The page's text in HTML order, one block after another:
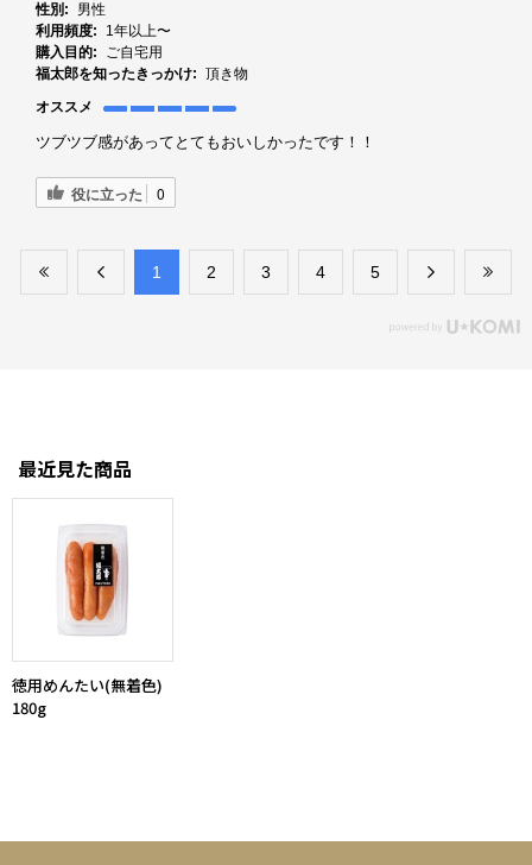
性別:
男性
利用頻度:
1年以上〜
購入目的:
ご自宅用
福太郎を知ったきっかけ: 頂き物
オススメ
ツブツブ感があってとてもおいしかったです！！
役に立った 0
​1 ​2 ​3 ​4 ​5
最近見た商品
徳用めんたい(無着色)
180g